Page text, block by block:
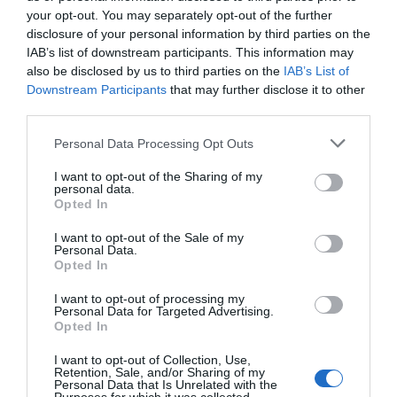
your opt-out. You may separately opt-out of the further
disclosure of your personal information by third parties on the
IAB’s list of downstream participants. This information may
also be disclosed by us to third parties on the IAB’s List of
Downstream Participants that may further disclose it to other
Personal Data Processing Opt Outs
I want to opt-out of the Sharing of my
personal data.
Opted In
I want to opt-out of the Sale of my
Personal Data.
Opted In
I want to opt-out of processing my
Personal Data for Targeted Advertising.
Opted In
I want to opt-out of Collection, Use,
Retention, Sale, and/or Sharing of my
Personal Data that Is Unrelated with the
Gdzie spróbować cuy?
Cuy, czyli świnka morska, to jedna z najbardziej
tradycyjnych potraw w Ekwadorze. W Cuence
znajdziesz wiele restauracji serwujących tę
wyjątkową potrawę.
Restauracje z cuy
wyróżniają się ofertą dania cuy. Salón Tres
Estrellas jest znane z autentycznego pieczonego
cuy, jednak pamiętaj, by zarezerwować sobie czas,
ponieważ danie to wymaga godzinnej obróbki.
[Restaurante Mi Escondite](http://example.com)
oferuje bardziej domową atmosferę, a także
pieczone cuy oraz tradycyjne potrawy, serwowane
warty uwagi restauracją jest Guajibamba, która